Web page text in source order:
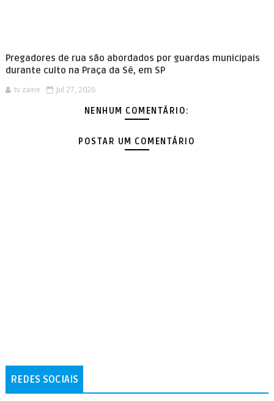
Pregadores de rua são abordados por guardas municipais
durante culto na Praça da Sé, em SP
tv zaine Jul 27, 2026
NENHUM COMENTÁRIO:
POSTAR UM COMENTÁRIO
REDES SOCIAIS